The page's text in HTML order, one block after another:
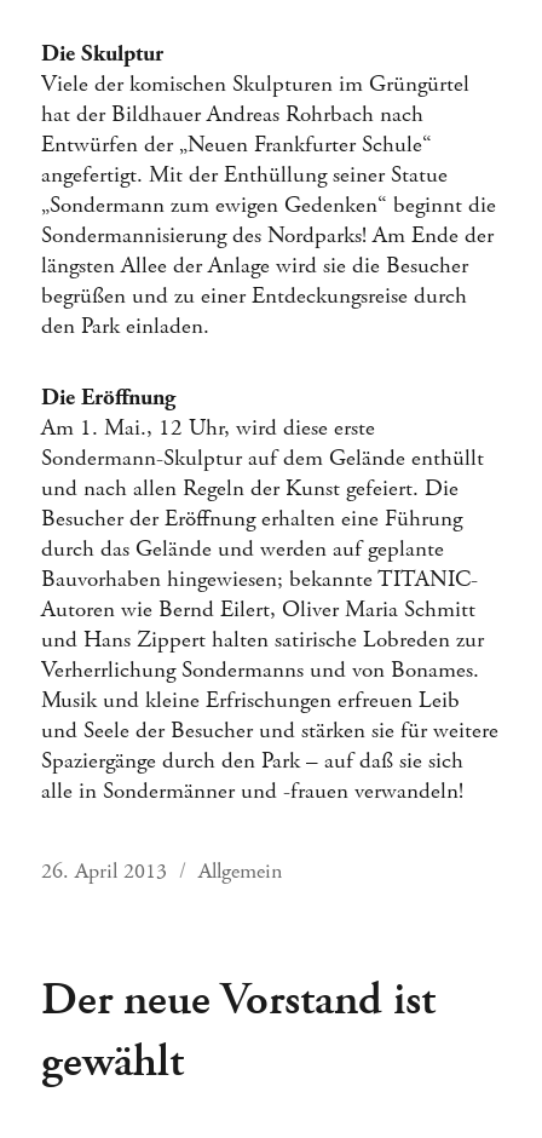
Die Skulptur
Viele der komischen Skulpturen im Grüngürtel
hat der Bildhauer Andreas Rohrbach nach
Entwürfen der „Neuen Frankfurter Schule“
angefertigt. Mit der Enthüllung seiner Statue
„Sondermann zum ewigen Gedenken“ beginnt die
Sondermannisierung des Nordparks! Am Ende der
längsten Allee der Anlage wird sie die Besucher
begrüßen und zu einer Entdeckungsreise durch
den Park einladen.
Die Eröffnung
Am 1. Mai., 12 Uhr, wird diese erste
Sondermann-Skulptur auf dem Gelände enthüllt
und nach allen Regeln der Kunst gefeiert. Die
Besucher der Eröffnung erhalten eine Führung
durch das Gelände und werden auf geplante
Bauvorhaben hingewiesen; bekannte TITANIC-
Autoren wie Bernd Eilert, Oliver Maria Schmitt
und Hans Zippert halten satirische Lobreden zur
Verherrlichung Sondermanns und von Bonames.
Musik und kleine Erfrischungen erfreuen Leib
und Seele der Besucher und stärken sie für weitere
Spaziergänge durch den Park – auf daß sie sich
alle in Sondermänner und -frauen verwandeln!
Veröffentlicht
26. April 2013 Kategorien
Allgemein
Der neue Vorstand ist
gewählt